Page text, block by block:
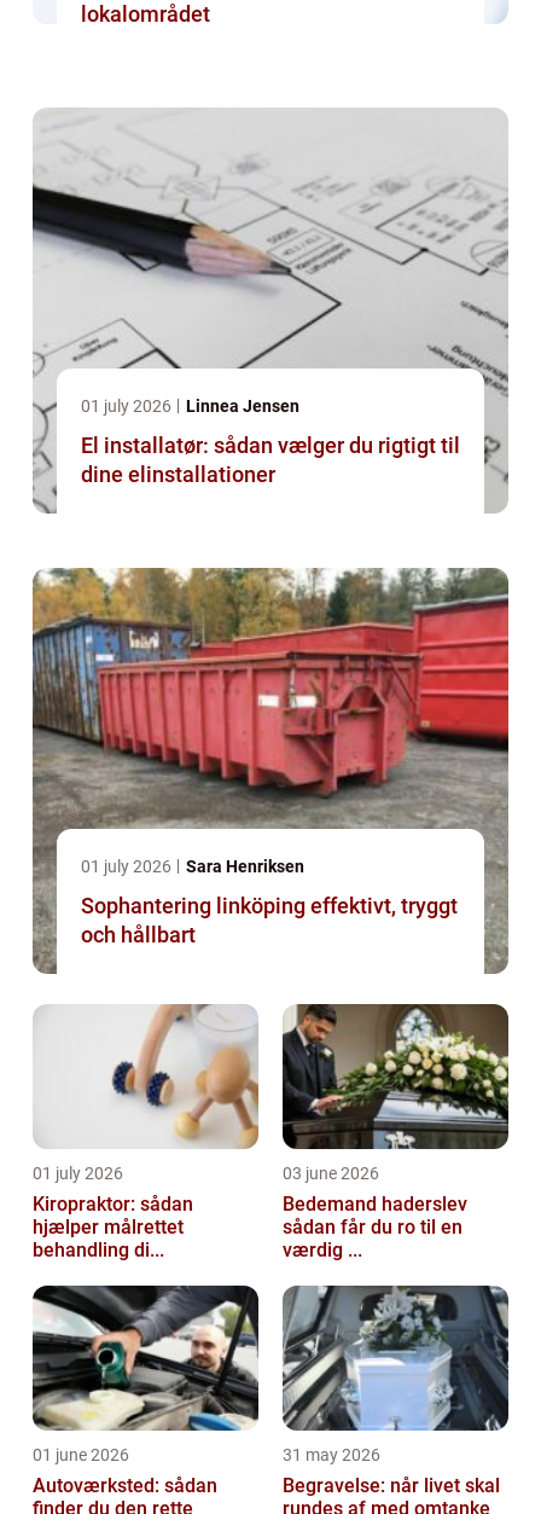
lokalområdet
01 july 2026 Linnea Jensen
El installatør: sådan vælger du rigtigt til
dine elinstallationer
01 july 2026 Sara Henriksen
Sophantering linköping effektivt, tryggt
och hållbart
01 july 2026
Kiropraktor: sådan
hjælper målrettet
behandling di...
03 june 2026
Bedemand haderslev
sådan får du ro til en
værdig ...
01 june 2026
Autoværksted: sådan
finder du den rette
31 may 2026
Begravelse: når livet skal
rundes af med omtanke